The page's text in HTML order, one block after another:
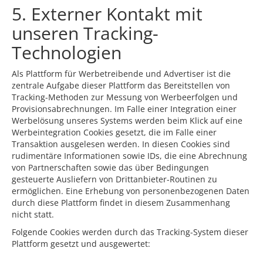
5. Externer Kontakt mit
unseren Tracking-
Technologien
Als Plattform für Werbetreibende und Advertiser ist die
zentrale Aufgabe dieser Plattform das Bereitstellen von
Tracking-Methoden zur Messung von Werbeerfolgen und
Provisionsabrechnungen. Im Falle einer Integration einer
Werbelösung unseres Systems werden beim Klick auf eine
Werbeintegration Cookies gesetzt, die im Falle einer
Transaktion ausgelesen werden. In diesen Cookies sind
rudimentäre Informationen sowie IDs, die eine Abrechnung
von Partnerschaften sowie das über Bedingungen
gesteuerte Ausliefern von Drittanbieter-Routinen zu
ermöglichen. Eine Erhebung von personenbezogenen Daten
durch diese Plattform findet in diesem Zusammenhang
nicht statt.
Folgende Cookies werden durch das Tracking-System dieser
Plattform gesetzt und ausgewertet: